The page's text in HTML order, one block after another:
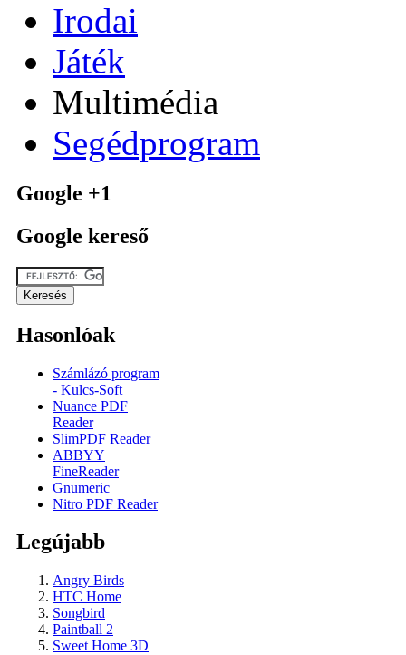
Irodai
Játék
Multimédia
Segédprogram
Google +1
Google kereső
Hasonlóak
Számlázó program
- Kulcs-Soft
Nuance PDF
Reader
SlimPDF Reader
ABBYY
FineReader
Gnumeric
Nitro PDF Reader
Legújabb
Angry Birds
HTC Home
Songbird
Paintball 2
Sweet Home 3D